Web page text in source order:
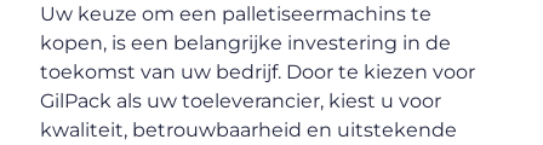
Uw keuze om een palletiseermachins te
kopen, is een belangrijke investering in de
toekomst van uw bedrijf. Door te kiezen voor
GilPack als uw toeleverancier, kiest u voor
kwaliteit, betrouwbaarheid en uitstekende